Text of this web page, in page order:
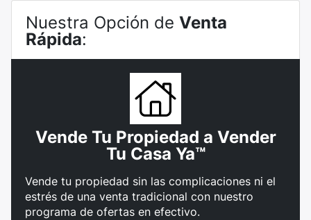
Nuestra Opción de Venta
Rápida:
Vende Tu Propiedad a Vender
Tu Casa Ya™
Vende tu propiedad sin las complicaciones ni el
estrés de una venta tradicional con nuestro
programa de ofertas en efectivo.